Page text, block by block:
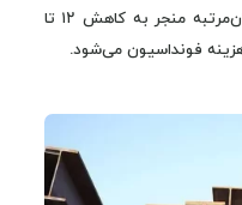
تیرآهن‌های سبک در ساختمان‌های میان‌مرتبه منجر به کاهش ۱۲ تا